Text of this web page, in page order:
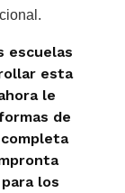
escuelas
esta
le
de
los